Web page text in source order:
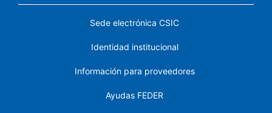
Sede electrónica CSIC
Identidad institucional
Información para proveedores
Ayudas FEDER